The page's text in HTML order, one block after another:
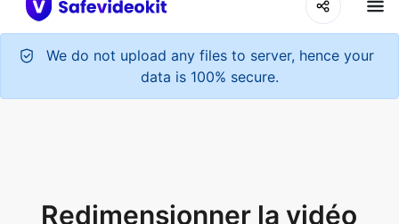
We do not upload any files to server, hence your
data is 100% secure.
clics